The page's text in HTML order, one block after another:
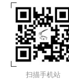
扫描手机站